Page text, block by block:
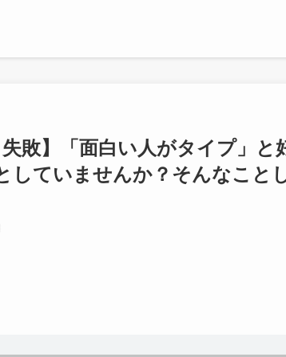
失敗】「面白い人がタイプ」
していませんか？そんなこと